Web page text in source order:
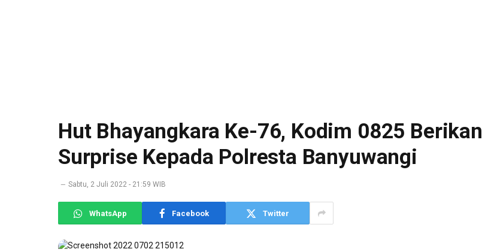
Hut Bhayangkara Ke-76, Kodim 0825 Berikan
Surprise Kepada Polresta Banyuwangi
Sabtu, 2 Juli 2022 - 21:59 WIB
WhatsApp Facebook Twitter